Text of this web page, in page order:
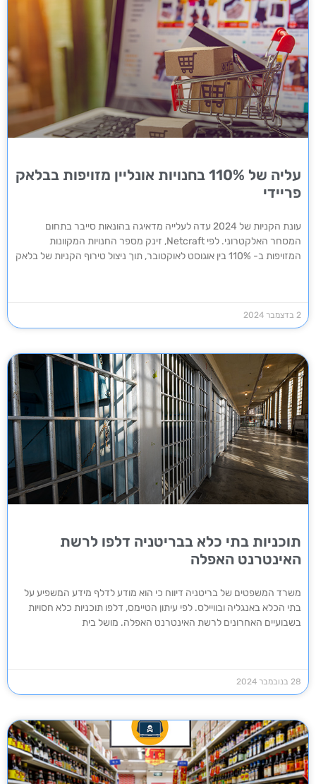
עליה של 110% בחנויות אונליין מזויפות בבלאק
פריידי
עונת הקניות של 2024 עדה לעלייה מדאיגה בהונאות סייבר בתחום
המסחר האלקטרוני. לפי Netcraft, זינק מספר החנויות המקוונות
המזויפות ב- 110% בין אוגוסט לאוקטובר, תוך ניצול טירוף הקניות של בלאק
2 בדצמבר 2024
תוכניות בתי כלא בבריטניה דלפו לרשת
האינטרנט האפלה
משרד המשפטים של בריטניה דיווח כי הוא מודע לדלף מידע המשפיע על
בתי הכלא באנגליה ובוויילס. לפי עיתון הטיימס, דלפו תוכניות כלא חסויות
בשבועיים האחרונים לרשת האינטרנט האפלה. מושל בית
28 בנובמבר 2024